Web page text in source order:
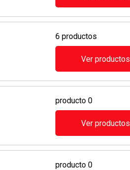
6 productos
Ver productos
producto 0
Ver productos
producto 0